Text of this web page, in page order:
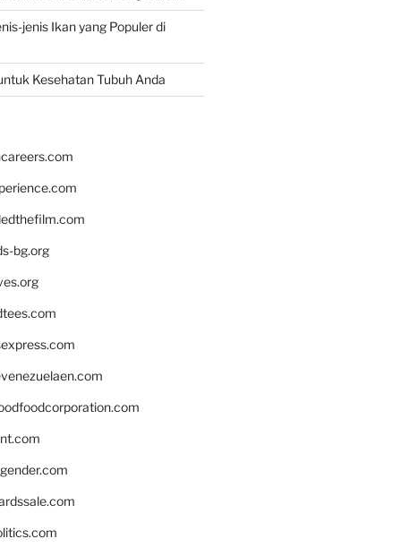
jenis Ikan yang Populer di
Kesehatan Tubuh Anda
bg.org